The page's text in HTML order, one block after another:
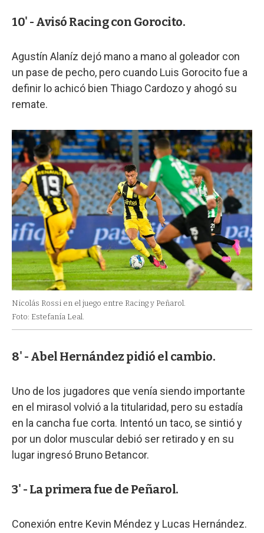
10' - Avisó Racing con Gorocito.
Agustín Alaníz dejó mano a mano al goleador con
un pase de pecho, pero cuando Luis Gorocito fue a
definir lo achicó bien Thiago Cardozo y ahogó su
remate.
Nicolás Rossi en el juego entre Racing y Peñarol.
Foto: Estefanía Leal.
8' - Abel Hernández pidió el cambio.
Uno de los jugadores que venía siendo importante
en el mirasol volvió a la titularidad, pero su estadía
en la cancha fue corta. Intentó un taco, se sintió y
por un dolor muscular debió ser retirado y en su
lugar ingresó Bruno Betancor.
3' - La primera fue de Peñarol.
Conexión entre Kevin Méndez y Lucas Hernández.